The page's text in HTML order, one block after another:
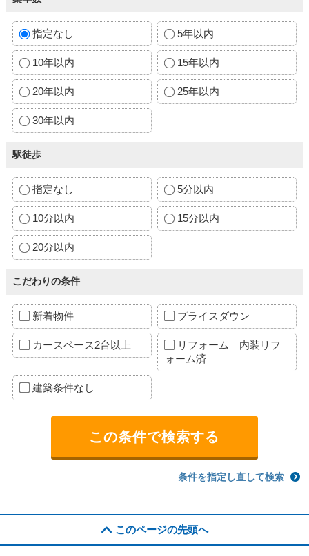
指定なし 5年以内
10年以内 15年以内
20年以内 25年以内
30年以内
駅徒歩
指定なし 5分以内
10分以内 15分以内
20分以内
こだわりの条件
新着物件 プライスダウン
カースペース2台以上
リフォーム 内装リフ
ォーム済
建築条件なし
条件を指定し直して検索
このページの先頭へ